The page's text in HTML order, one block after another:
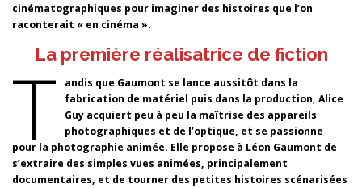
cinématographiques pour imaginer des histoires que l’on
raconterait « en cinéma ».
La première réalisatrice de fiction
T
andis que Gaumont se lance aussitôt dans la
fabrication de matériel puis dans la production, Alice
Guy acquiert peu à peu la maîtrise des appareils
photographiques et de l’optique, et se passionne
pour la photographie animée. Elle propose à Léon Gaumont de
s’extraire des simples vues animées, principalement
documentaires, et de tourner des petites histoires scénarisées